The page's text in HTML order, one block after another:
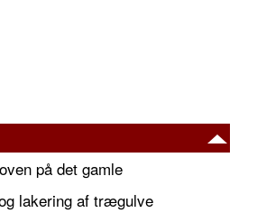
på det gamle
lakering af trægulve